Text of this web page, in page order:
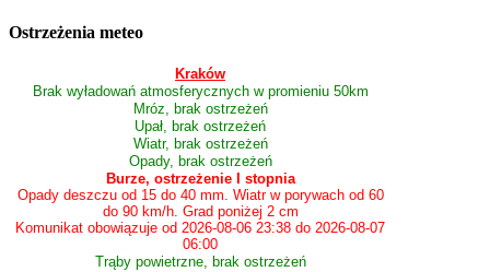
Ostrzeżenia meteo
Kraków
Brak wyładowań atmosferycznych w promieniu 50km
Mróz, brak ostrzeżeń
Upał, brak ostrzeżeń
Wiatr, brak ostrzeżeń
Opady, brak ostrzeżeń
Burze, ostrzeżenie I stopnia
Opady deszczu od 15 do 40 mm. Wiatr w porywach od 60
do 90 km/h. Grad poniżej 2 cm
Komunikat obowiązuje od 2026-08-06 23:38 do 2026-08-07
06:00
Trąby powietrzne, brak ostrzeżeń